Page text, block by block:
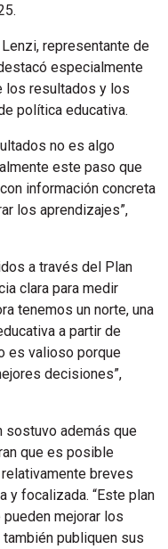
representante de
especialmente
los resultados y los
política educativa.
no es algo
este paso que
información concreta
los aprendizajes”,
a través del Plan
clara para medir
tenemos un norte, una
a partir de
es valioso porque
decisiones”,
sostuvo además que
que es posible
breves
y focalizada. “Este plan
mejorar los
publiquen sus